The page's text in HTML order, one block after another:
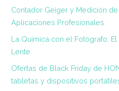
Contador Geiger y Medición
Aplicaciones Profesionales
La Química con el Fotógrafo:
Lente
Ofertas de Black Friday de
tabletas y dispositivos